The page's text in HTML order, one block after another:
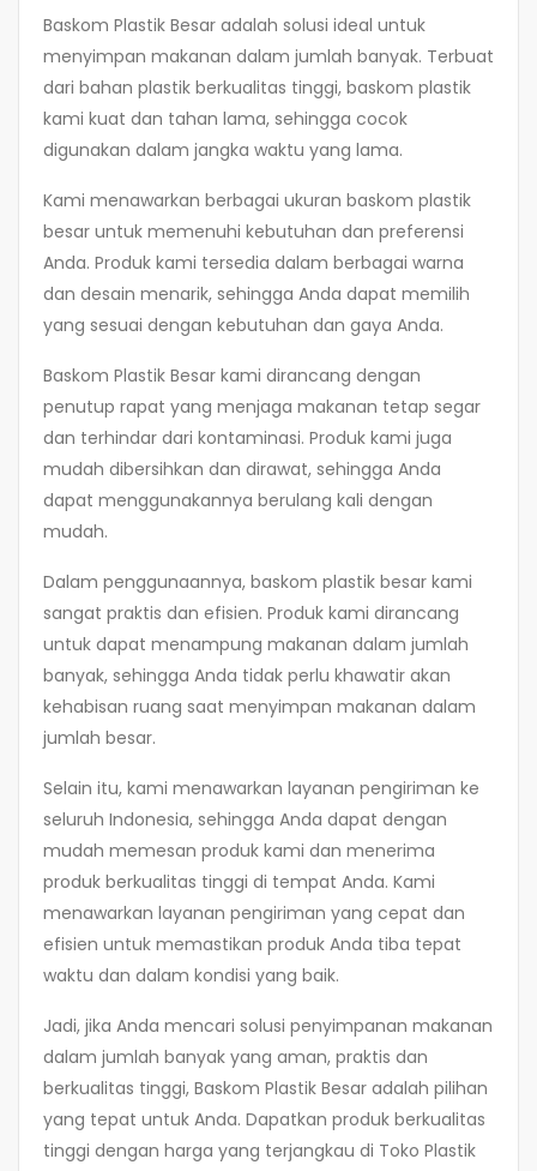
Baskom Plastik Besar adalah solusi ideal untuk
menyimpan makanan dalam jumlah banyak. Terbuat
dari bahan plastik berkualitas tinggi, baskom plastik
kami kuat dan tahan lama, sehingga cocok
digunakan dalam jangka waktu yang lama.
Kami menawarkan berbagai ukuran baskom plastik
besar untuk memenuhi kebutuhan dan preferensi
Anda. Produk kami tersedia dalam berbagai warna
dan desain menarik, sehingga Anda dapat memilih
yang sesuai dengan kebutuhan dan gaya Anda.
Baskom Plastik Besar kami dirancang dengan
penutup rapat yang menjaga makanan tetap segar
dan terhindar dari kontaminasi. Produk kami juga
mudah dibersihkan dan dirawat, sehingga Anda
dapat menggunakannya berulang kali dengan
mudah.
Dalam penggunaannya, baskom plastik besar kami
sangat praktis dan efisien. Produk kami dirancang
untuk dapat menampung makanan dalam jumlah
banyak, sehingga Anda tidak perlu khawatir akan
kehabisan ruang saat menyimpan makanan dalam
jumlah besar.
Selain itu, kami menawarkan layanan pengiriman ke
seluruh Indonesia, sehingga Anda dapat dengan
mudah memesan produk kami dan menerima
produk berkualitas tinggi di tempat Anda. Kami
menawarkan layanan pengiriman yang cepat dan
efisien untuk memastikan produk Anda tiba tepat
waktu dan dalam kondisi yang baik.
Jadi, jika Anda mencari solusi penyimpanan makanan
dalam jumlah banyak yang aman, praktis dan
berkualitas tinggi, Baskom Plastik Besar adalah pilihan
yang tepat untuk Anda. Dapatkan produk berkualitas
tinggi dengan harga yang terjangkau di Toko Plastik